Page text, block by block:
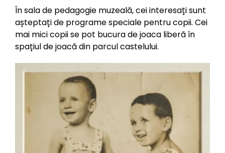
În sala de pedagogie muzeală, cei interesați sunt
așteptați de programe speciale pentru copii. Cei
mai mici copii se pot bucura de joaca liberă în
spațiul de joacă din parcul castelului.